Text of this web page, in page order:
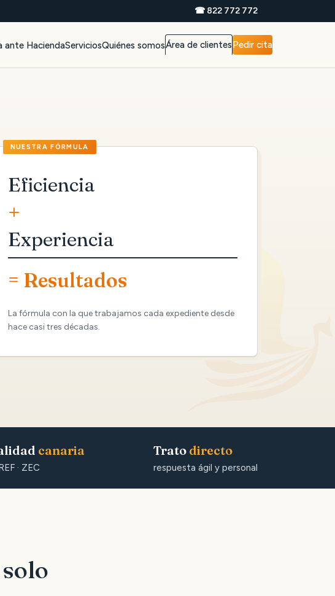
☎ 822 772 772
ante HaciendaServiciosQuiénes somosÁrea de clientesPedir cita
Eficiencia
+
Experiencia
= Resultados
La fórmula con la que trabajamos cada expediente desde
hace casi tres décadas.
canaria
· ZEC
Trato directo
respuesta ágil y personal